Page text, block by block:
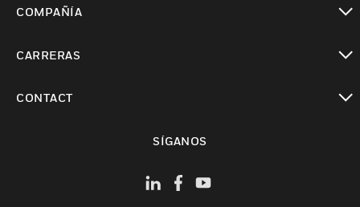
COMPAÑÍA
CARRERAS
CONTACT
SÍGANOS